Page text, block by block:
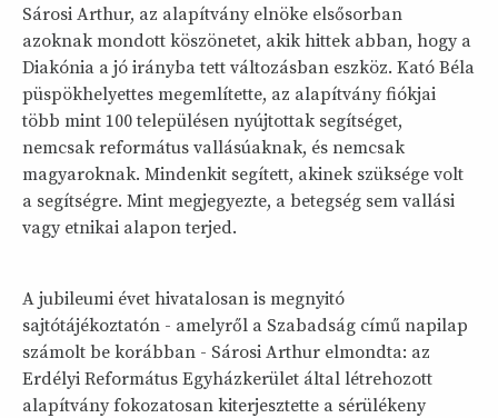
Sárosi Arthur, az alapítvány elnöke elsősorban
azoknak mondott köszönetet, akik hittek abban, hogy a
Diakónia a jó irányba tett változásban eszköz. Kató Béla
püspökhelyettes megemlítette, az alapítvány fiókjai
több mint 100 településen nyújtottak segítséget,
nemcsak református vallásúaknak, és nemcsak
magyaroknak. Mindenkit segített, akinek szüksége volt
a segítségre. Mint megjegyezte, a betegség sem vallási
vagy etnikai alapon terjed.
A jubileumi évet hivatalosan is megnyitó
sajtótájékoztatón - amelyről a Szabadság című napilap
számolt be korábban - Sárosi Arthur elmondta: az
Erdélyi Református Egyházkerület által létrehozott
alapítvány fokozatosan kiterjesztette a sérülékeny